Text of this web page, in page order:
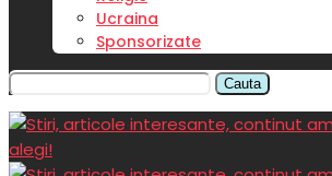
Ucraina
Sponsorizate
Cauta